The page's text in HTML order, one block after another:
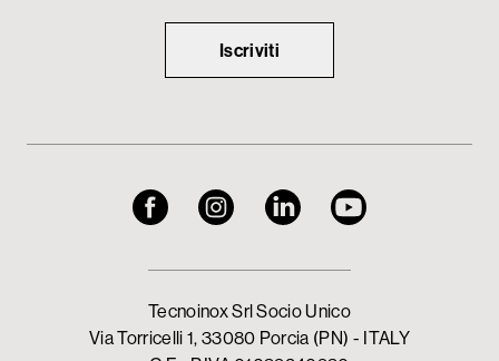
Iscriviti
Tecnoinox Srl Socio Unico
Via Torricelli 1, 33080 Porcia (PN) - ITALY